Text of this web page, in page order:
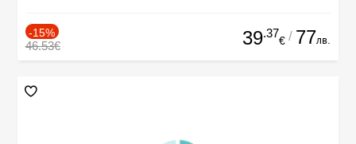
-15%
46.53€ 39.37
€ / 77лв.